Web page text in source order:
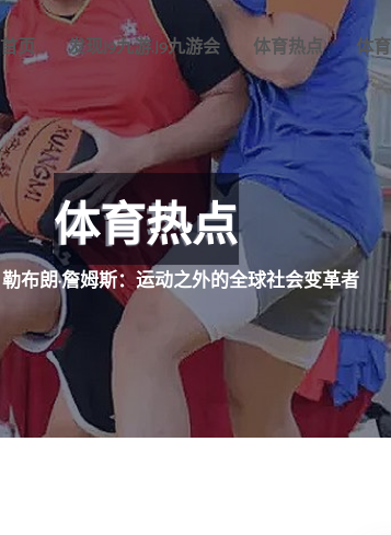
首页 发现J9九游.J9九游会 体育热点 体
体育热点
勒布朗·詹姆斯：运动之外的全球社会变革者